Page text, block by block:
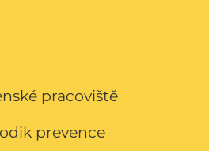
pracoviště
prevence